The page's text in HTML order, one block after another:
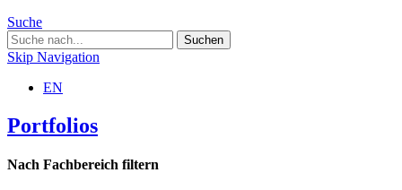
Suche
Skip Navigation
EN
Portfolios
Nach Fachbereich filtern